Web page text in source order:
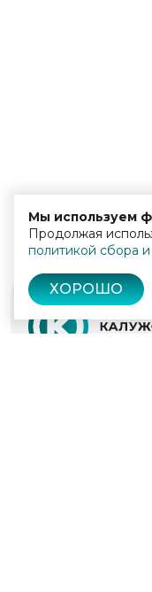
Мы используем
Продолжая
политикой сбора
ХОРОШО